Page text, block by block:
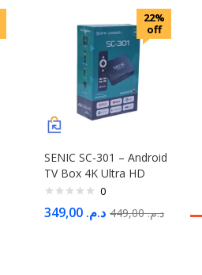
22%
off
SENIC SC-301 – Android
TV Box 4K Ultra HD
0
د.م. د.م.449,00